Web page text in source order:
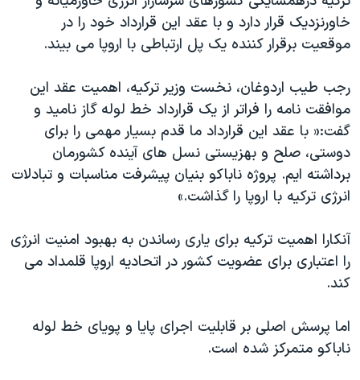
خاورنزدیک قرار دارد و با عقد این قرارداد خود را در
موقعیت برقرار کننده یک پل ارتباطی با اروپا می بیند.
رجب طیب اردوغان، نخست وزیر ترکیه، اهمیت عقد این
موافقت نامه را فراتر از یک قرارداد خط لوله گاز نامید و
گفت:« با عقد این قرارداد ما قدم بسیار مهمی را برای
دوستی، صلح و بهزیستی نسل های آینده کشورمان
برداشته ایم. پروژه ناباکو بنیان پیشرفت مناسبات و تبادلات
انرژی ترکیه با اروپا را گذاشت.»
آنکارا اهمیت ترکیه برای یاری رساندن به بهبود امنیت انرژی
را اعتباری برای عضویت کشور در اتحادیه اروپا قلمداد می
کند.
اما پرسش اصلی بر قابلیت اجرای پایا و پویای خط لوله
ناباکو متمرکز شده است.